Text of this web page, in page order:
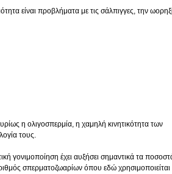
είναι προβλήματα με τις σάλπιγγες, την
η ολιγοσπερμία, η χαμηλή κινητικότητα των
τους.
γονιμοποίηση έχει αυξήσει σημαντικά τα
σπερματοζωαρίων όπου εδώ χρησιμοποιείται